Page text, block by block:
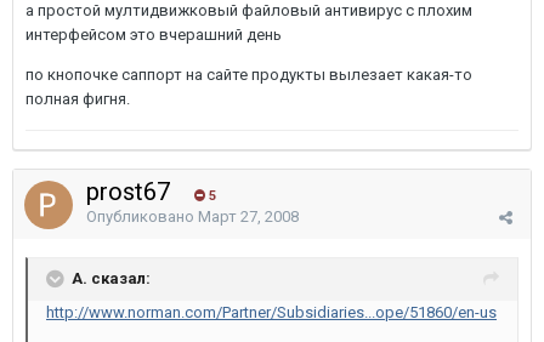
а простой мултидвижковый файловый антивирус с плохим
интерфейсом это вчерашний день
по кнопочке саппорт на сайте продукты вылезает какая-то
полная фигня.
prost67 5
Опубликовано Март 27, 2008
A. сказал:
http://www.norman.com/Partner/Subsidiaries...ope/51860/en-us